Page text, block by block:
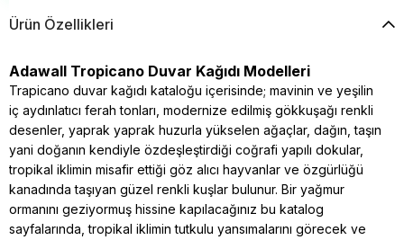
Ürün Özellikleri
Adawall Tropicano Duvar Kağıdı Modelleri
Trapicano duvar kağıdı kataloğu içerisinde; mavinin ve yeşilin
iç aydınlatıcı ferah tonları, modernize edilmiş gökkuşağı renkli
desenler, yaprak yaprak huzurla yükselen ağaçlar, dağın, taşın
yani doğanın kendiyle özdeşleştirdiği coğrafi yapılı dokular,
tropikal iklimin misafir ettiği göz alıcı hayvanlar ve özgürlüğü
kanadında taşıyan güzel renkli kuşlar bulunur. Bir yağmur
ormanını geziyormuş hissine kapılacağınız bu katalog
sayfalarında, tropikal iklimin tutkulu yansımalarını görecek ve